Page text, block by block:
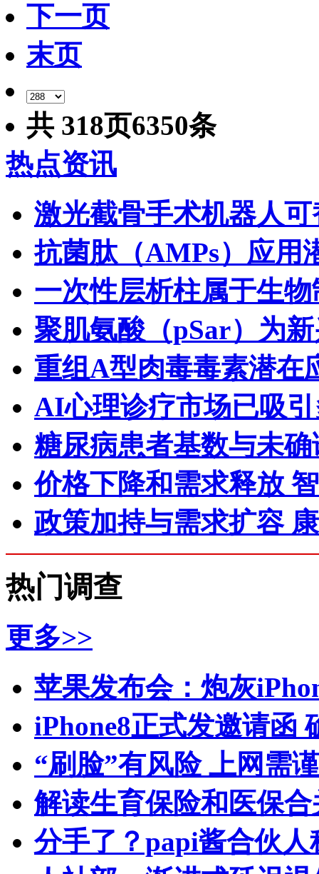
下一页
末页
共 318页6350条
热点资讯
激光截骨手术机器人
抗菌肽（AMPs）应用
一次性层析柱属于生
聚肌氨酸（pSar）为
重组A型肉毒毒素潜在
AI心理诊疗市场已吸
糖尿病患者基数与未
价格下降和需求释放
政策加持与需求扩容
热门调查
更多>>
苹果发布会：炮灰
iPhone8正式发邀请函
“刷脸”有风险 上网需
解读生育保险和医保
分手了？papi酱合伙